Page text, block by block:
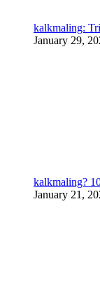
kalkmaling:
January 29,
kalkmaling?
January 21,